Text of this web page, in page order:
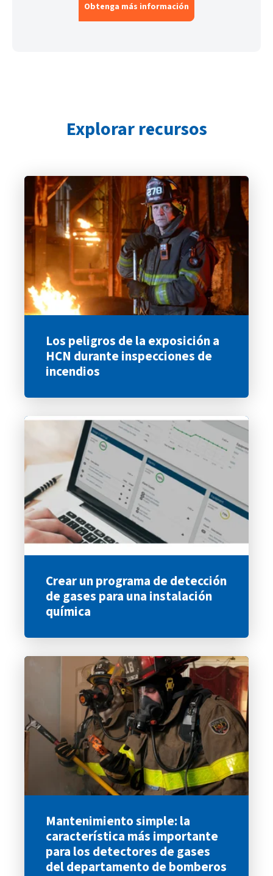
Obtenga más información
Explorar recursos
Los peligros de la exposición a
HCN durante inspecciones de
incendios
Crear un programa de detección
de gases para una instalación
química
Mantenimiento simple: la
característica más importante
para los detectores de gases
del departamento de bomberos